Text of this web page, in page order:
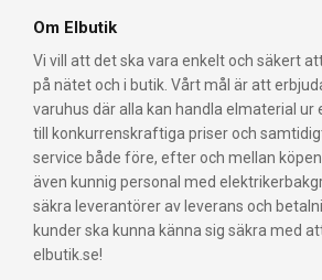
Om Elbutik
Vi vill att det ska vara enkelt och säkert
på nätet och i butik. Vårt mål är att
varuhus där alla kan handla elmaterial
till konkurrenskraftiga priser och
service både före, efter och mellan
även kunnig personal med
säkra leverantörer av leverans och
kunder ska kunna känna sig säkra med
elbutik.se!